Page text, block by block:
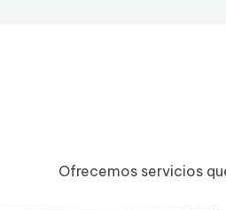
Ofrecemos servicios